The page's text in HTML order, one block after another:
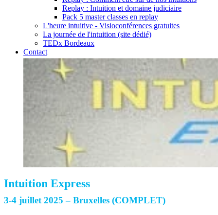
Replay : Intuition et domaine judiciaire
Pack 5 master classes en replay
L'heure intuitive - Visioconférences gratuites
La journée de l'intuition (site dédié)
TEDx Bordeaux
Contact
Intuition Express
3-4 juillet 2025 – Bruxelles (COMPLET)